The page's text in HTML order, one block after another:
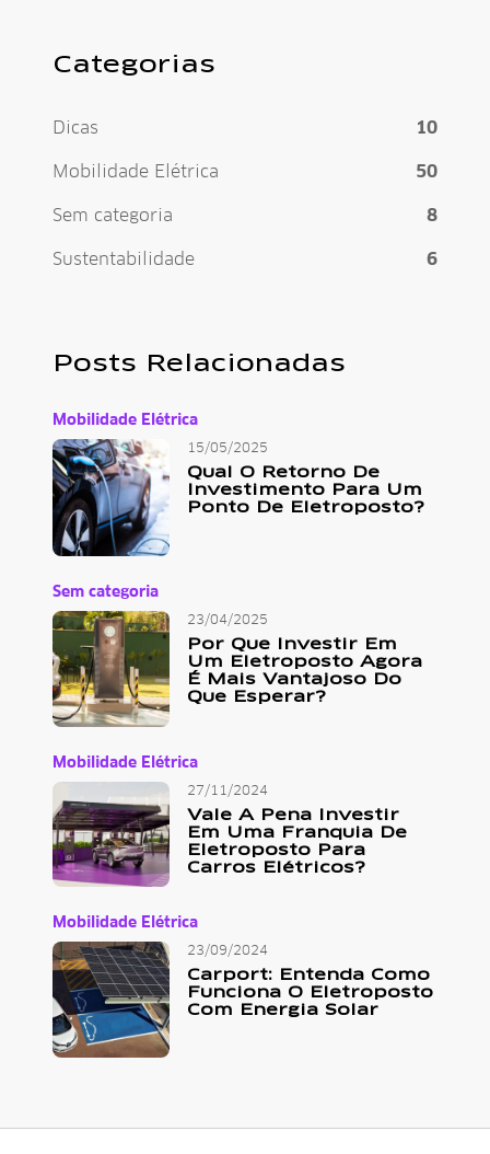
Categorias
Dicas
10
Mobilidade Elétrica
50
Sem categoria
8
Sustentabilidade
6
Posts Relacionadas
Mobilidade Elétrica
15/05/2025
Qual O Retorno De
Investimento Para Um
Ponto De Eletroposto?
Sem categoria
23/04/2025
Por Que Investir Em
Um Eletroposto Agora
É Mais Vantajoso Do
Que Esperar?
Mobilidade Elétrica
27/11/2024
Vale A Pena Investir
Em Uma Franquia De
Eletroposto Para
Carros Elétricos?
Mobilidade Elétrica
23/09/2024
Carport: Entenda Como
Funciona O Eletroposto
Com Energia Solar